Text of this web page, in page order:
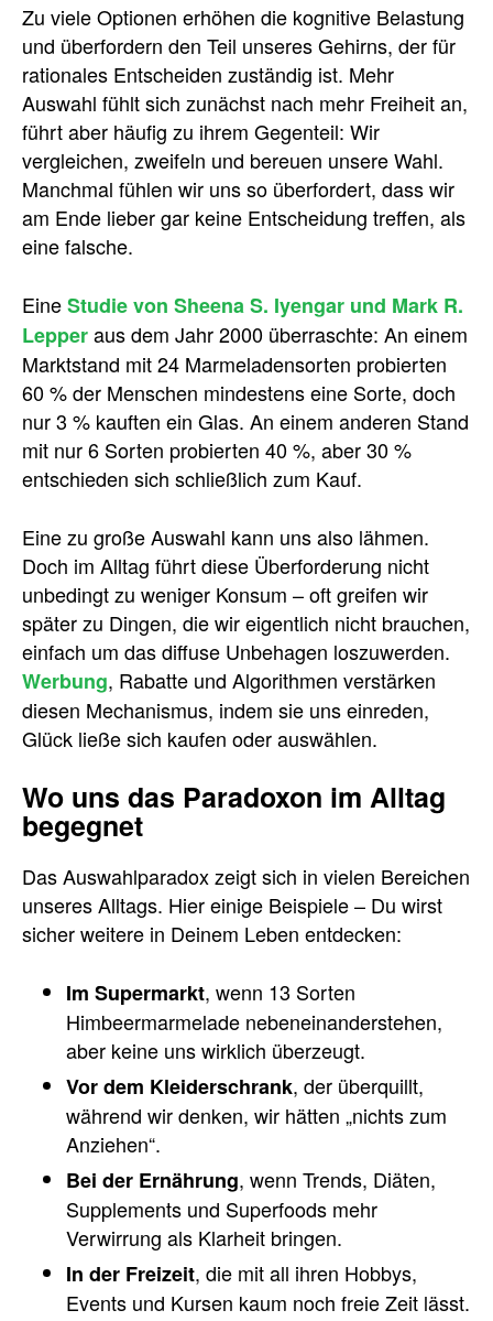
Zu viele Optionen erhöhen die kognitive Belastung
und überfordern den Teil unseres Gehirns, der für
rationales Entscheiden zuständig ist. Mehr
Auswahl fühlt sich zunächst nach mehr Freiheit an,
führt aber häufig zu ihrem Gegenteil: Wir
vergleichen, zweifeln und bereuen unsere Wahl.
Manchmal fühlen wir uns so überfordert, dass wir
am Ende lieber gar keine Entscheidung treffen, als
eine falsche.
EineStudie von Sheena S. Iyengar und Mark R.
Lepperaus dem Jahr 2000 überraschte: An einem
Marktstand mit 24 Marmeladensorten probierten
60 % der Menschen mindestens eine Sorte, doch
nur 3 % kauften ein Glas. An einem anderen Stand
mit nur 6 Sorten probierten 40 %, aber 30 %
entschieden sich schließlich zum Kauf.
Eine zu große Auswahl kann uns also lähmen.
Doch im Alltag führt diese Überforderung nicht
unbedingt zu weniger Konsum – oft greifen wir
später zu Dingen, die wir eigentlich nicht brauchen,
einfach um das diffuse Unbehagen loszuwerden.
Werbung, Rabatte und Algorithmen verstärken
diesen Mechanismus, indem sie uns einreden,
Glück ließe sich kaufen oder auswählen.
Wo uns das Paradoxon im Alltag
begegnet
Das Auswahlparadox zeigt sich in vielen Bereichen
unseres Alltags. Hier einige Beispiele – Du wirst
sicher weitere in Deinem Leben entdecken:
Im Supermarkt, wenn 13 Sorten
Himbeermarmelade nebeneinanderstehen,
aber keine uns wirklich überzeugt.
Vor dem Kleiderschrank, der überquillt,
während wir denken, wir hätten „nichts zum
Anziehen“.
Bei der Ernährung, wenn Trends, Diäten,
Supplements und Superfoods mehr
Verwirrung als Klarheit bringen.
In der Freizeit, die mit all ihren Hobbys,
Events und Kursen kaum noch freie Zeit lässt.